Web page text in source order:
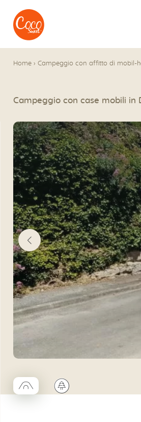
Vai al menu
Accedi al contenuto
Home › Campeggio con affitto di mobil-
Campeggio con case mobili in
□Coco trapèze
🌲